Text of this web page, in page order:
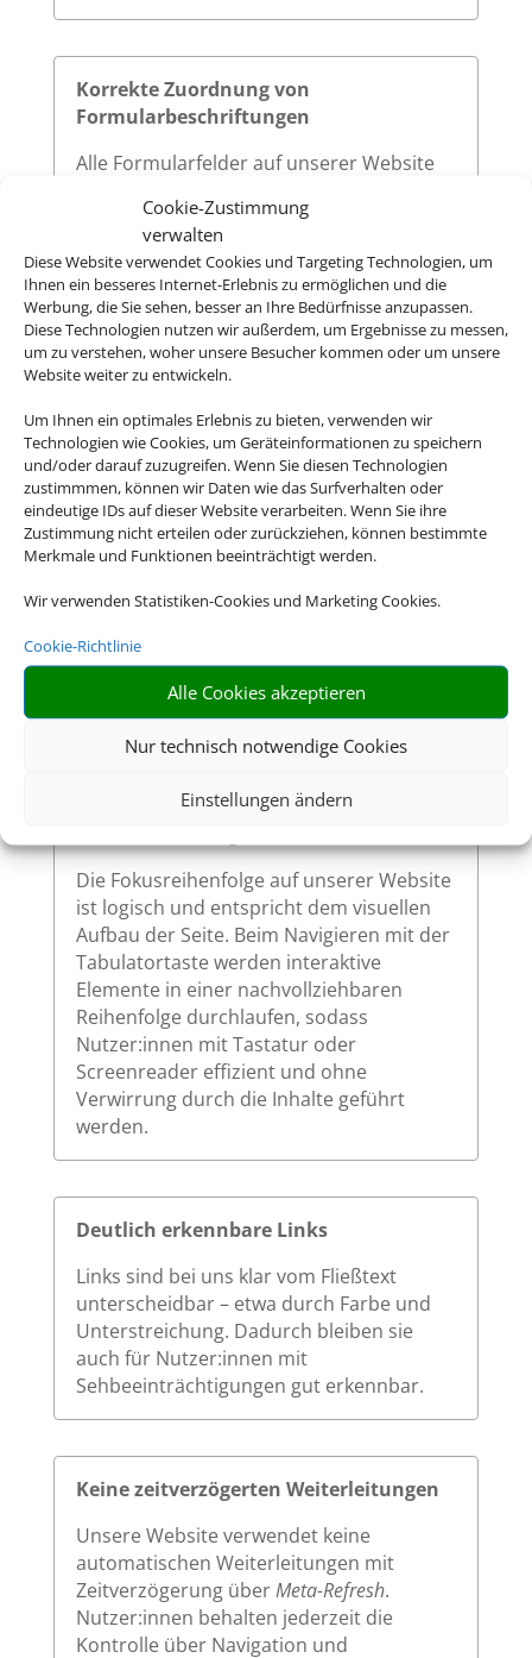
Cookie-Zustimmung
verwalten
Diese Website verwendet Cookies und Targeting Technologien, um
Ihnen ein besseres Internet-Erlebnis zu ermöglichen und die
Werbung, die Sie sehen, besser an Ihre Bedürfnisse anzupassen.
Diese Technologien nutzen wir außerdem, um Ergebnisse zu messen,
um zu verstehen, woher unsere Besucher kommen oder um unsere
Website weiter zu entwickeln.
Um Ihnen ein optimales Erlebnis zu bieten, verwenden wir
Technologien wie Cookies, um Geräteinformationen zu speichern
und/oder darauf zuzugreifen. Wenn Sie diesen Technologien
zustimmmen, können wir Daten wie das Surfverhalten oder
eindeutige IDs auf dieser Website verarbeiten. Wenn Sie ihre
Zustimmung nicht erteilen oder zurückziehen, können bestimmte
Merkmale und Funktionen beeinträchtigt werden.
Wir verwenden Statistiken-Cookies und Marketing Cookies.
Cookie-Richtlinie
Alle Cookies akzeptieren
Nur technisch notwendige Cookies
Einstellungen ändern
Korrekte Zuordnung von
Formularbeschriftungen
Alle Formularfelder auf unserer Website
versehen, die über das for
eindeutig auf die jeweilige
des
Eingabefeldes verweisen. Diese klare
Zuordnung verbessert die
Nutzerfreundlichkeit und sorgt dafür,
dass assistive Technologien wie
Screenreader die Beschriftungen korrekt
vorlesen.
Sichtbarer Fokus
Alle interaktiven Elemente auf unserer
Website – wie Links, Buttons oder
wenn sie per Tastatur ausgewählt werden.
So ermöglichen wir eine vollständige
Bedienung auch ohne Maus.
Sinnvolle Fokusreihenfolge bei
Die Fokusreihenfolge auf unserer Website
ist logisch und entspricht dem visuellen
Aufbau der Seite. Beim Navigieren mit der
Tabulatortaste werden interaktive
Elemente in einer nachvollziehbaren
Reihenfolge durchlaufen, sodass
Nutzer:innen mit Tastatur oder
Screenreader effizient und ohne
Verwirrung durch die Inhalte geführt
werden.
Deutlich erkennbare Links
Links sind bei uns klar vom Fließtext
unterscheidbar – etwa durch Farbe und
Unterstreichung. Dadurch bleiben sie
auch für Nutzer:innen mit
Sehbeeinträchtigungen gut erkennbar.
Keine zeitverzögerten Weiterleitungen
Unsere Website verwendet keine
automatischen Weiterleitungen mit
Zeitverzögerung überMeta-Refresh.
Nutzer:innen behalten jederzeit die
Kontrolle über Navigation und